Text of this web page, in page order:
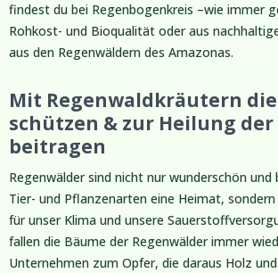
findest du bei Regenbogenkreis –wie immer
Rohkost- und Bioqualität oder aus
aus den Regenwäldern des Amazonas.
Mit Regenwaldkräutern
schützen & zur Heilung der
beitragen
Regenwälder sind nicht nur wunderschön
Tier- und Pflanzenarten eine Heimat,
für unser Klima und unsere
fallen die Bäume der Regenwälder immer
Unternehmen zum Opfer, die daraus Holz